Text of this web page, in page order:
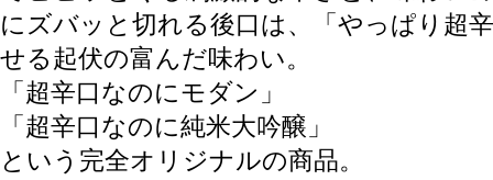
にズバッと切れる後口は、「やっぱり超
せる起伏の富んだ味わい。
「超辛口なのにモダン」
「超辛口なのに純米大吟醸」
という完全オリジナルの商品。